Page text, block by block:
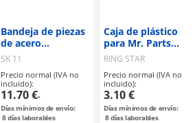
Bandeja de piezas
de acero
inoxidable
(SUS304)
SK 11
Precio normal (IVA no
incluido):
11.70 €-
Días mínimos de envío:
8días laborables
Caja de plástico
para Mr. Parts
Case
RING STAR
Precio normal (IVA no
incluido):
3.10 €
Días mínimos de envío:
8días laborables